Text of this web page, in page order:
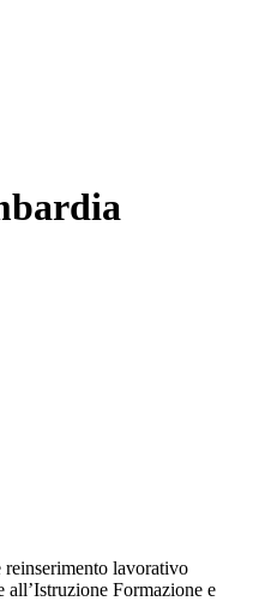
lavorativo
Formazione e